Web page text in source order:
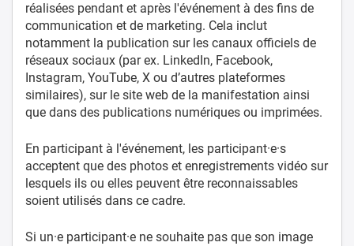
réalisées pendant et après l'événement à des fins de
communication et de marketing. Cela inclut
notamment la publication sur les canaux officiels de
réseaux sociaux (par ex. LinkedIn, Facebook,
Instagram, YouTube, X ou d’autres plateformes
similaires), sur le site web de la manifestation ainsi
que dans des publications numériques ou imprimées.
En participant à l'événement, les participant·e·s
acceptent que des photos et enregistrements vidéo sur
lesquels ils ou elles peuvent être reconnaissables
soient utilisés dans ce cadre.
Si un·e participant·e ne souhaite pas que son image